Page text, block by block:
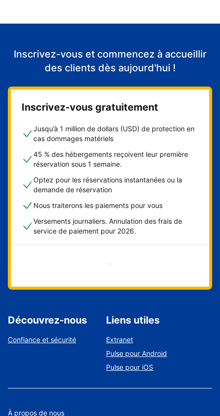
Inscrivez-vous et commencez à accueillir
des clients dès aujourd'hui !
Inscrivez-vous gratuitement
Jusqu’à 1 million de dollars (USD) de protection en
cas dommages matériels
45 % des hébergements reçoivent leur première
réservation sous 1 semaine.
Optez pour les réservations instantanées ou la
demande de réservation
Nous traiterons les paiements pour vous
Versements journaliers. Annulation des frais de
service de paiement pour 2026.
Démarrer maintenant
Découvrez-nous
Confiance et sécurité
Liens utiles
Extranet
Pulse pour Android
Pulse pour iOS
À propos de nous